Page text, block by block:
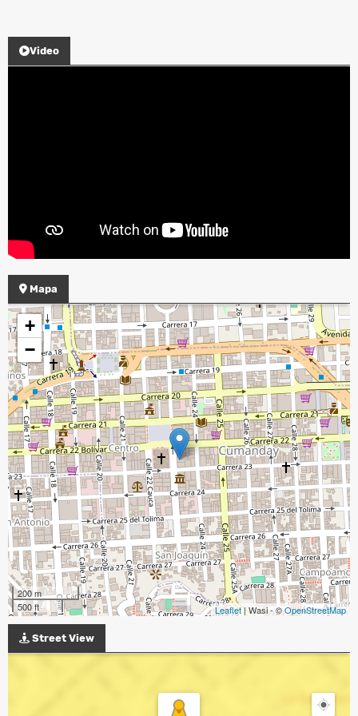
Video
Mapa
+
−
200 m
500 ft
Leaflet| Wasi - ©OpenStreetMap
Street View